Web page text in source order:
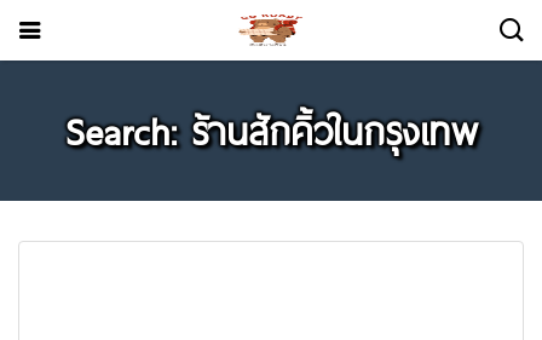
Search: ร้านสักคิ้วในกรุงเทพ